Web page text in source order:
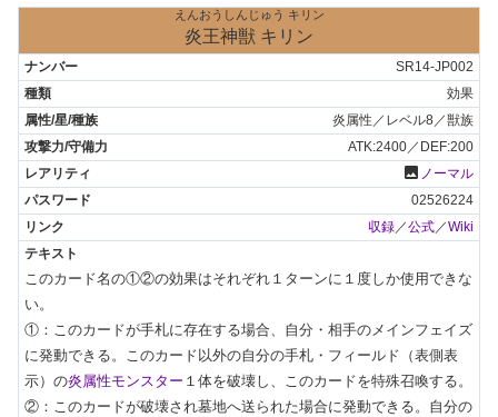
えんおうしんじゅう キリン
炎王神獣 キリン
SR14-JP002
効果
炎属性／レベル8／獣族
ATK:2400／DEF:200
photo ノーマル
02526224
収録／公式／Wiki
このカード名の①②の効果はそれぞれ１ターンに１度しか使用できな
い。
①：このカードが手札に存在する場合、自分・相手のメインフェイズ
に発動できる。このカード以外の自分の手札・フィールド（表側表
示）の炎属性モンスター １体を破壊し、このカードを特殊召喚する。
②：このカードが破壊され墓地へ送られた場合に発動できる。自分の